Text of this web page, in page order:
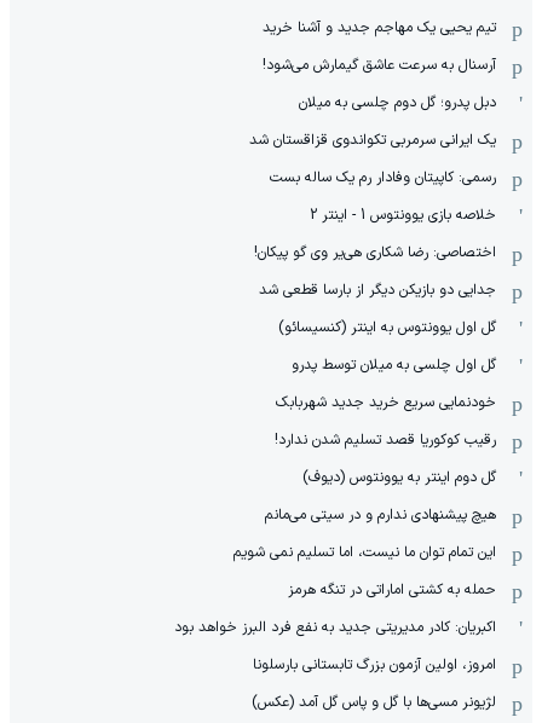
تیم یحیی یک مهاجم جدید و آشنا خرید
آرسنال به سرعت عاشق گیمارش می‌شود!
دبل پدرو؛ گل دوم چلسی به میلان
یک ایرانی سرمربی تکواندوی قزاقستان شد
رسمی: کاپیتان وفادار رم یک ساله بست
خلاصه بازی یوونتوس 1 - اینتر 2
اختصاصی: رضا شکاری هی‌یر وی‌ گو پیکان!
جدایی دو بازیکن دیگر از بارسا قطعی شد
گل اول یوونتوس به اینتر (کنسیسائو)
گل اول چلسی به میلان توسط پدرو
خودنمایی سریع خرید جدید شهربابک
رقیب کوکوریا قصد تسلیم شدن ندارد!
گل دوم اینتر به یوونتوس (دیوف)
هیچ پیشنهادی ندارم و در سیتی می‌مانم
این تمام توان ما نیست، اما تسلیم نمی شویم
حمله به کشتی اماراتی در تنگه هرمز
اکبریان: کادر مدیریتی جدید به نفع فرد البرز خواهد بود
امروز، اولین آزمون بزرگ تابستانی بارسلونا
لژیونر مسی‌ها با گل و پاس گل آمد (عکس)